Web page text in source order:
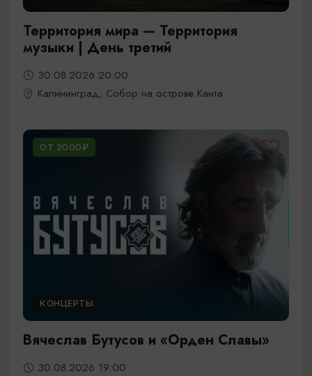
Территория мира — Территория
музыки | День третий
30.08.2026 20:00
Калининград, Собор на острове Канта
ОТ 2000₽
КОНЦЕРТЫ
Вячеслав Бутусов и «Орден Славы»
30.08.2026 19:00